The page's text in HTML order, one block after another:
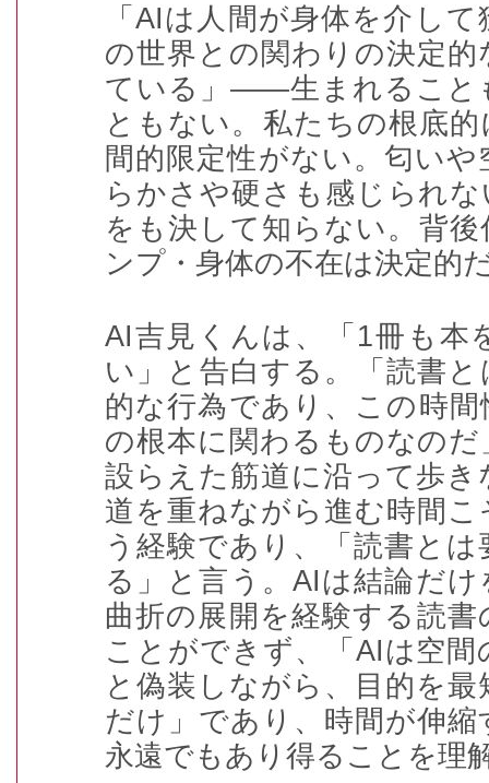
「AIは人間が身体を介し
の世界との関わりの決定
ている」――生まれること
ともない。私たちの根底
間的限定性がない。匂い
らかさや硬さも感じられ
をも決して知らない。背
ンプ・身体の不在は決定的
AI吉見くんは、「 1冊も本
い」と告白する。「読書
的な行為であり、この時
の根本に関わるものなの
設らえた筋道に沿って歩
道を重ねながら進む時間
う経験であり、「読書と
る」と言う。 AIは結論だけ
曲折の展開を経験する読
ことができず、「 AIは空間
と偽装しながら、目的を
だけ」であり、時間が伸
永遠でもあり得ることを理